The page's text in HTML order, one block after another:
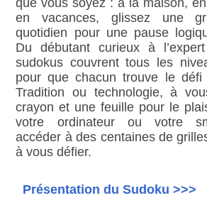
que vous soyez : à la maison,
en vacances, glissez une
quotidien pour une pause
Du débutant curieux à
sudokus couvrent tous les
pour que chacun trouve le défi
Tradition ou technologie, à
crayon et une feuille pour le
votre ordinateur ou votre
accéder à des centaines de
à vous défier.
Présentation du Sudoku >>>